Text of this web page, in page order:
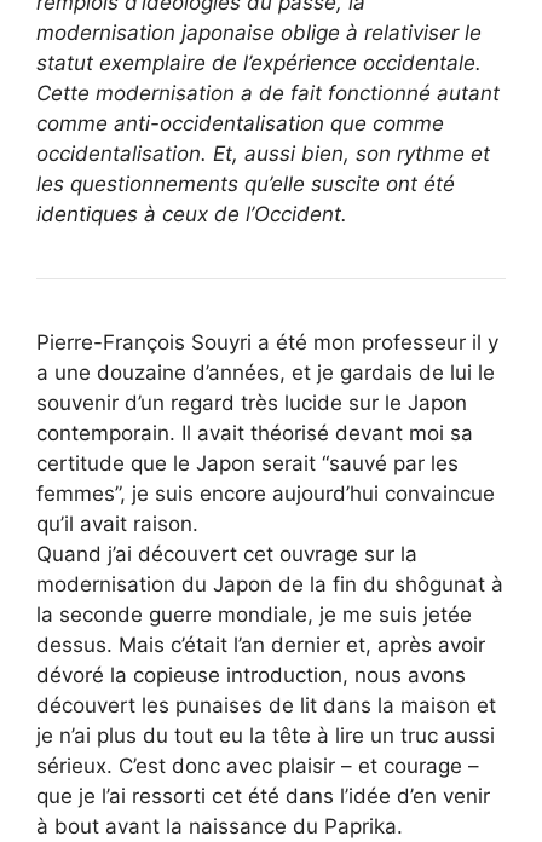
modernisation japonaise oblige à relativiser le
statut exemplaire de l’expérience occidentale.
Cette modernisation a de fait fonctionné autant
comme anti-occidentalisation que comme
occidentalisation. Et, aussi bien, son rythme et
les questionnements qu’elle suscite ont été
identiques à ceux de l’Occident.
Pierre-François Souyri a été mon professeur il y
a une douzaine d’années, et je gardais de lui le
souvenir d’un regard très lucide sur le Japon
contemporain. Il avait théorisé devant moi sa
certitude que le Japon serait “sauvé par les
femmes”, je suis encore aujourd’hui convaincue
qu’il avait raison.
Quand j’ai découvert cet ouvrage sur la
modernisation du Japon de la fin du shôgunat à
la seconde guerre mondiale, je me suis jetée
dessus. Mais c’était l’an dernier et, après avoir
dévoré la copieuse introduction, nous avons
découvert les punaises de lit dans la maison et
je n’ai plus du tout eu la tête à lire un truc aussi
sérieux. C’est donc avec plaisir – et courage –
que je l’ai ressorti cet été dans l’idée d’en venir
à bout avant la naissance du Paprika.